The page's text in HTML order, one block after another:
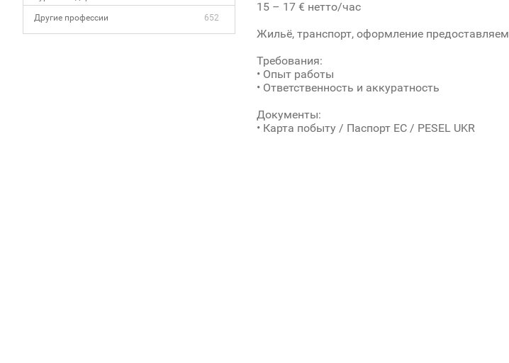
Другие профессии 652
15 – 17 € нетто/час
Жильё, транспорт, оформление предоставляем
Требования:
• Опыт работы
• Ответственность и аккуратность
Документы:
• Карта побыту / Паспорт ЕС / PESEL UKR